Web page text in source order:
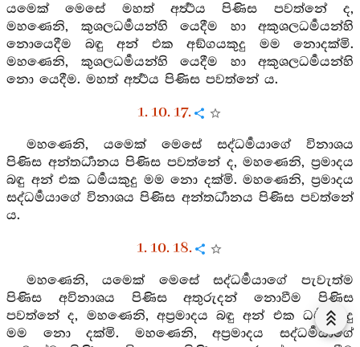
යමෙක් මෙසේ මහත් අර්‍ත්‍ථය පිණිස පවත්නේ ද,
මහණෙනි, කුශලධර්‍මයන්හි යෙදීම හා අකුශලධර්‍මයන්හි
නොයෙදීම බඳු අන් එක අඞ්ගයකුදු මම නොදක්මි.
මහණෙනි, කුශලධර්‍මයන්හි යෙදීම හා අකුශලධර්‍මයන්හි
නො යෙදීම. මහත් අර්‍ත්‍ථය පිණිස පවත්නේ ය.
1. 10. 17.
මහණෙනි, යමෙක් මෙසේ සද්ධර්‍මයාගේ විනාශය
පිණිස අන්තර්‍ධානය පිණිස පවත්නේ ද, මහණෙනි, ප්‍රමාදය
බඳු අන් එක ධර්‍මයකුදු මම නො දක්මි. මහණෙනි, ප්‍රමාදය
සද්ධර්‍මයාගේ විනාශය පිණිස අන්තර්‍ධානය පිණිස පවත්නේ
ය.
1. 10. 18.
මහණෙනි, යමෙක් මෙසේ සද්ධර්‍මයාගේ පැවැත්ම
පිණිස අවිනාශය පිණිස අතුරුදන් නොවීම පිණිස
පවත්නේ ද, මහණෙනි, අප්‍රමාදය බඳු අන් එක ධර්‍මයකුදු
මම නො දක්මි. මහණෙනි, අප්‍රමාදය සද්ධර්‍මයාගේ